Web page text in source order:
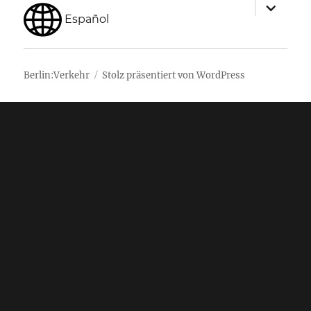
Español
anzeigen
anzeigen
Berlin:Verkehr Stolz präsentiert von WordPress